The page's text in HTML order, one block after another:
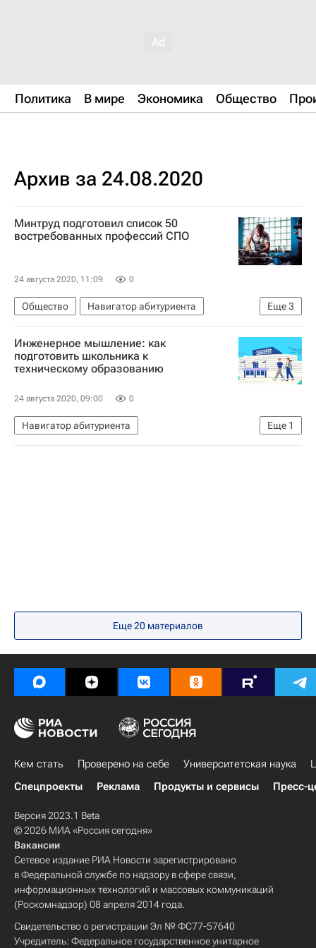
Политика В мире Экономика Общество
Архив за 24.08.2020
Минтруд подготовил список 50
востребованных профессий СПО
24 августа 2020, 11:09 0
Еще3
Общество
Навигатор абитуриента
Кем стать
ВНИИ труда
Цифры, которые говорят
Инженерное мышление: как
подготовить школьника к
техническому образованию
24 августа 2020, 09:00 0
Еще 1
Навигатор абитуриента
Тюменский индустриальный университет (ТИУ)
Еще 20 материалов
Кем стать Проверено на себе Университетская наука
Спецпроекты
Реклама Продукты и сервисы Пресс-
Версия 2023.1 Beta
© 2026 МИА «Россия сегодня»
Вакансии
Сетевое издание РИА Новости зарегистрировано
в Федеральной службе по надзору в сфере связи,
информационных технологий и массовых коммуникаций
(Роскомнадзор) 08 апреля 2014 года.
Свидетельство о регистрации Эл № ФС77-57640
Учредитель: Федеральное государственное унитарное